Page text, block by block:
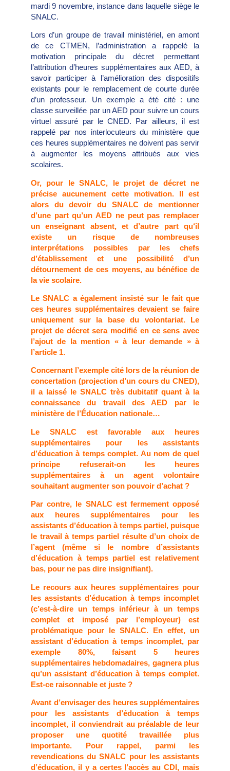
mardi 9 novembre, instance dans laquelle siège le
SNALC.
Lors d’un groupe de travail ministériel, en amont
de ce CTMEN, l’administration a rappelé la
motivation principale du décret permettant
l’attribution d’heures supplémentaires aux AED, à
savoir participer à l’amélioration des dispositifs
existants pour le remplacement de courte durée
d’un professeur. Un exemple a été cité : une
classe surveillée par un AED pour suivre un cours
virtuel assuré par le CNED. Par ailleurs, il est
rappelé par nos interlocuteurs du ministère que
ces heures supplémentaires ne doivent pas servir
à augmenter les moyens attribués aux vies
scolaires.
Or, pour le SNALC, le projet de décret ne
précise aucunement cette motivation. Il est
alors du devoir du SNALC de mentionner
d’une part qu’un AED ne peut pas remplacer
un enseignant absent, et d’autre part qu‘il
existe un risque de nombreuses
interprétations possibles par les chefs
d’établissement et une possibilité d’un
détournement de ces moyens, au bénéfice de
la vie scolaire.
Le SNALC a également insisté sur le fait que
ces heures supplémentaires devaient se faire
uniquement sur la base du volontariat. Le
projet de décret sera modifié en ce sens avec
l’ajout de la mention « à leur demande » à
l’article 1.
Concernant l’exemple cité lors de la réunion de
concertation (projection d’un cours du CNED),
il a laissé le SNALC très dubitatif quant à la
connaissance du travail des AED par le
ministère de l’Éducation nationale…
Le SNALC est favorable aux heures
supplémentaires pour les assistants
d’éducation à temps complet. Au nom de quel
principe refuserait-on les heures
supplémentaires à un agent volontaire
souhaitant augmenter son pouvoir d’achat ?
Par contre, le SNALC est fermement opposé
aux heures supplémentaires pour les
assistants d’éducation à temps partiel, puisque
le travail à temps partiel résulte d’un choix de
l’agent (même si le nombre d’assistants
d’éducation à temps partiel est relativement
bas, pour ne pas dire insignifiant).
Le recours aux heures supplémentaires pour
les assistants d’éducation à temps incomplet
(c’est-à-dire un temps inférieur à un temps
complet et imposé par l’employeur) est
problématique pour le SNALC. En effet, un
assistant d’éducation à temps incomplet, par
exemple 80%, faisant 5 heures
supplémentaires hebdomadaires, gagnera plus
qu’un assistant d’éducation à temps complet.
Est-ce raisonnable et juste ?
Avant d’envisager des heures supplémentaires
pour les assistants d’éducation à temps
incomplet, il conviendrait au préalable de leur
proposer une quotité travaillée plus
importante. Pour rappel, parmi les
revendications du SNALC pour les assistants
d’éducation, il y a certes l’accès au CDI, mais